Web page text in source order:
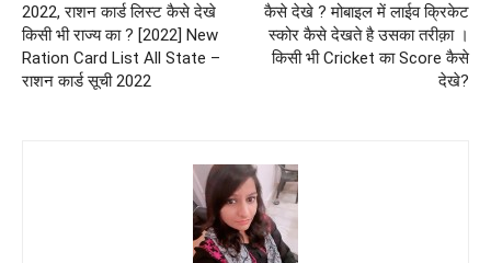
2022, राशन कार्ड लिस्ट कैसे देखे
किसी भी राज्य का ? [2022] New
Ration Card List All State –
राशन कार्ड सूची 2022
कैसे देखे ? मोबाइल में लाईव क्रिकेट
स्कोर कैसे देखते है उसका तरीक़ा ।
किसी भी Cricket का Score कैसे
देखे?